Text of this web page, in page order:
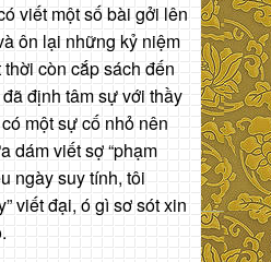
viết một số bài gởi lên
ôn lại những kỷ niệm
còn cắp sách đến
định tâm sự với thầy
một sự cố nhỏ nên
dám viết sợ “phạm
ngày suy tính, tôi
viết đại, ó gì sơ sót xin